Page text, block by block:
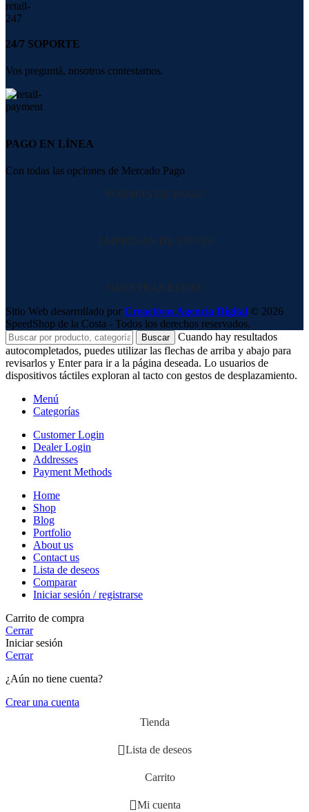
24/7 SOPORTE
Vos preguntá, nosotros contestamos.
PAGO EN LÍNEA
Con todas las opciones de Mercado Pago
FORMAS DE PAGO
EMPRESAS DE ENVIO
NUESTRAS REDES
Sitio Web desarrollado por Creactivos Agencia Digital © 2026
SpeedShop de la Costa - Todos los derechos reservados.
Buscar
Cuando hay resultados
autocompletados, puedes utilizar las flechas de arriba y abajo para
revisarlos y Enter para ir a la página deseada. Lo usuarios de
dispositivos táctiles exploran al tacto con gestos de desplazamiento.
Menú
Categorías
Customer Login
Dealer Login
Addresses
Payment Methods
Home
Shop
Blog
Portfolio
About us
Contact us
Lista de deseos
Comparar
Iniciar sesión / registrarse
Carrito de compra
Cerrar
Iniciar sesión
Cerrar
¿Aún no tiene cuenta?
Crear una cuenta
Tienda
Lista de deseos
Carrito
Mi cuenta